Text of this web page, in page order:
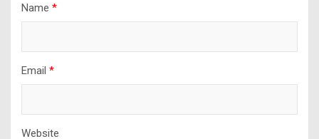
Name *
Email *
Website